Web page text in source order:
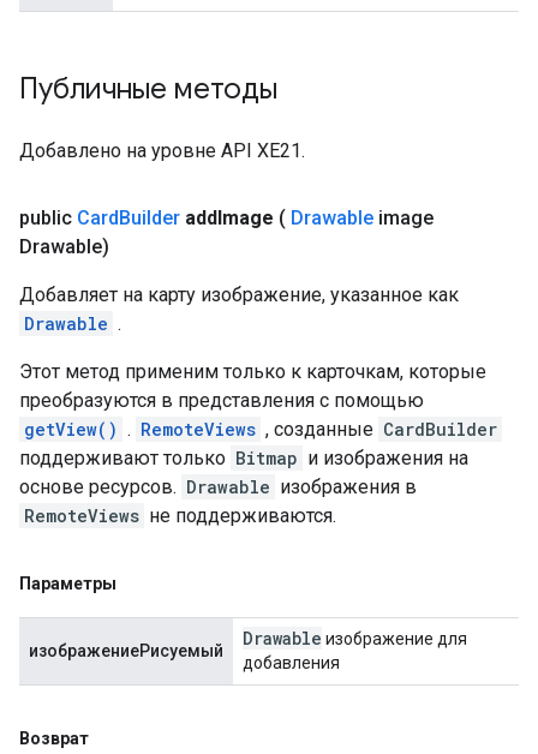
Публичные методы
Добавлено на уровне API XE21.
public CardBuilder addImage ( Drawable image
Drawable)
Добавляет на карту изображение, указанное как
Drawable .
Этот метод применим только к карточкам, которые
преобразуются в представления с помощью
getView() . RemoteViews , созданные CardBuilder
поддерживают только Bitmap и изображения на
основе ресурсов. Drawable изображения в
RemoteViews не поддерживаются.
Параметры
изображениеРисуемый
Drawable изображение для
добавления
Возврат